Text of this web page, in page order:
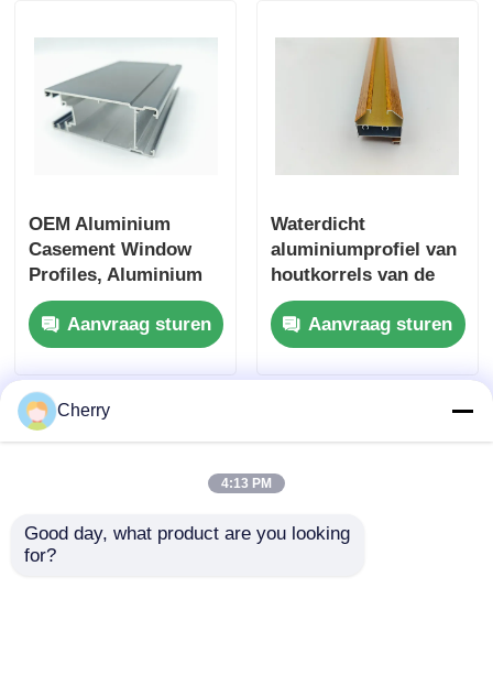
OEM Aluminium
Casement Window
Profiles, Aluminium
Extrusion Cut To
LengthAanvraag sturen
Waterdicht
aluminiumprofiel van
houtkorrels van de
serie 6000 voor
ramen en deuren
Aanvraag sturen
Cherry
4:13 PM
Good day, what product are you looking
for?